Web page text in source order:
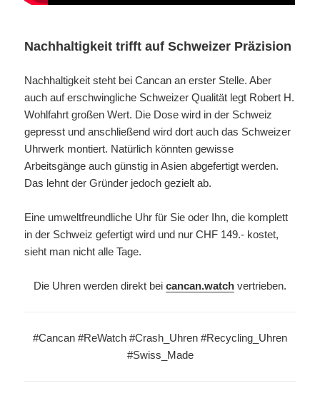
Nachhaltigkeit trifft auf Schweizer Präzision
Nachhaltigkeit steht bei Cancan an erster Stelle. Aber
auch auf erschwingliche Schweizer Qualität legt Robert H.
Wohlfahrt großen Wert. Die Dose wird in der Schweiz
gepresst und anschließend wird dort auch das Schweizer
Uhrwerk montiert. Natürlich könnten gewisse
Arbeitsgänge auch günstig in Asien abgefertigt werden.
Das lehnt der Gründer jedoch gezielt ab.
Eine umweltfreundliche Uhr für Sie oder Ihn, die komplett
in der Schweiz gefertigt wird und nur CHF 149.- kostet,
sieht man nicht alle Tage.
Die Uhren werden direkt bei cancan.watch vertrieben.
#Cancan #ReWatch #Crash_Uhren #Recycling_Uhren
#Swiss_Made